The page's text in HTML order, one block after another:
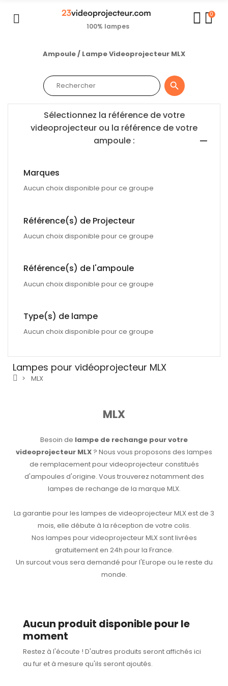
100% lampes
0
Ampoule / Lampe Videoprojecteur MLX

Sélectionnez la référence de votre
videoprojecteur ou la référence de votre
ampoule :
Marques
Aucun choix disponible pour ce groupe
Référence(s) de Projecteur
Aucun choix disponible pour ce groupe
Référence(s) de l'ampoule
Aucun choix disponible pour ce groupe
Type(s) de lampe
Aucun choix disponible pour ce groupe
Lampes pour vidéoprojecteur MLX
MLX
MLX
Besoin de lampe de rechange pour votre
videoprojecteur MLX ? Nous vous proposons des lampes
de remplacement pour videoprojecteur constitués
d'ampoules d'origine. Vous trouverez notamment des
lampes de rechange de la marque MLX.
La garantie pour les lampes de videoprojecteur MLX est de 3
mois, elle débute à la réception de votre colis.
Nos lampes pour videoprojecteur MLX sont livrées
gratuitement en 24h pour la France.
Un surcout vous sera demandé pour l'Europe ou le reste du
monde.
Aucun produit disponible pour le
moment
Restez à l'écoute ! D'autres produits seront affichés ici
au fur et à mesure qu'ils seront ajoutés.